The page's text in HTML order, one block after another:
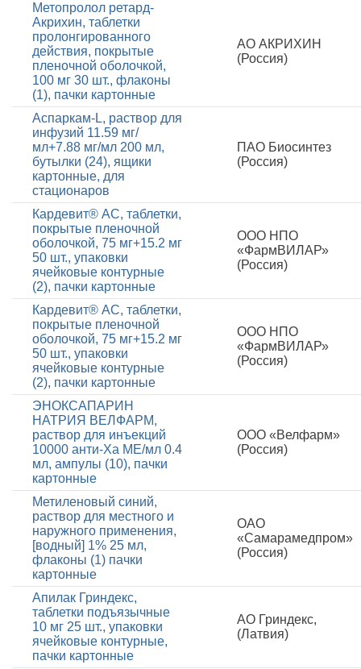
Метопролол ретард-
Акрихин, таблетки
пролонгированного
действия, покрытые
пленочной оболочкой,
100 мг 30 шт., флаконы
(1), пачки картонные
АО АКРИХИН
(Россия)
Аспаркам-L, раствор для
инфузий 11.59 мг/
мл+7.88 мг/мл 200 мл,
бутылки (24), ящики
картонные, для
стационаров
ПАО Биосинтез
(Россия)
Кардевит® АС, таблетки,
покрытые пленочной
оболочкой, 75 мг+15.2 мг
50 шт., упаковки
ячейковые контурные
(2), пачки картонные
ООО НПО
«ФармВИЛАР»
(Россия)
Кардевит® АС, таблетки,
покрытые пленочной
оболочкой, 75 мг+15.2 мг
50 шт., упаковки
ячейковые контурные
(2), пачки картонные
ООО НПО
«ФармВИЛАР»
(Россия)
ЭНОКСАПАРИН
НАТРИЯ ВЕЛФАРМ,
раствор для инъекций
10000 анти-Ха МЕ/мл 0.4
мл, ампулы (10), пачки
картонные
ООО «Велфарм»
(Россия)
Метиленовый синий,
раствор для местного и
наружного применения,
[водный] 1% 25 мл,
флаконы (1) пачки
картонные
ОАО
«Самарамедпром»
(Россия)
Апилак Гриндекс,
таблетки подъязычные
10 мг 25 шт., упаковки
ячейковые контурные,
пачки картонные
АО Гриндекс,
(Латвия)